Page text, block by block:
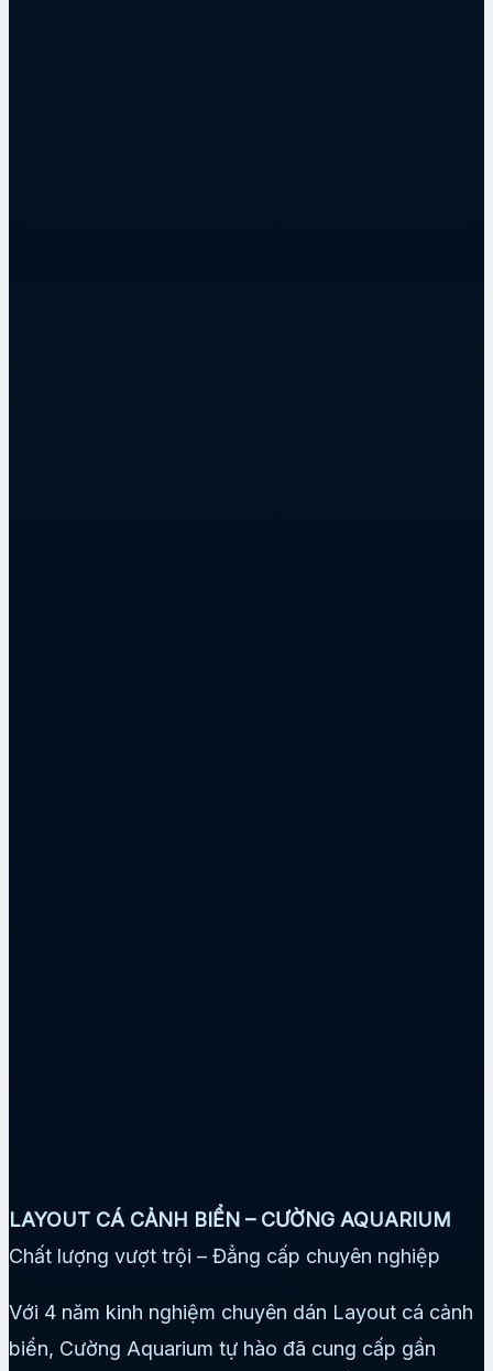
LAYOUT CÁ CẢNH BIỂN – CƯỜNG AQUARIUM
Chất lượng vượt trội – Đẳng cấp chuyên nghiệp
Với 4 năm kinh nghiệm chuyên dán Layout cá cảnh
biển, Cường Aquarium tự hào đã cung cấp gần